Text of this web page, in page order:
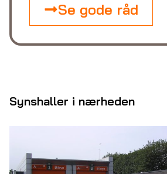
Se gode råd
Synshaller i nærheden